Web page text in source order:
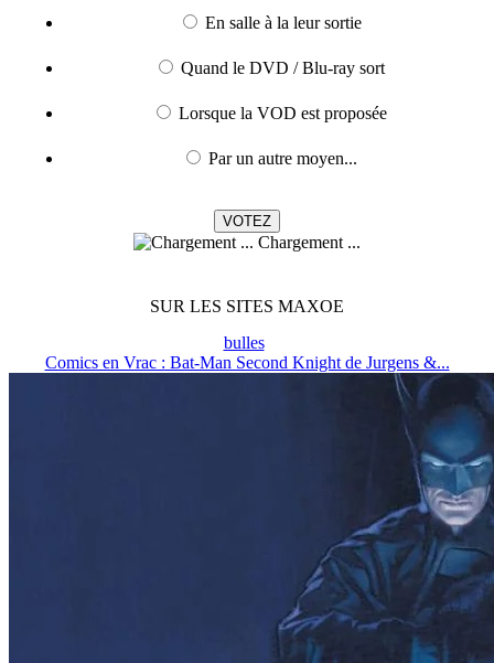
En salle à la leur sortie
Quand le DVD / Blu-ray sort
Lorsque la VOD est proposée
Par un autre moyen...
Chargement ...
SUR LES SITES MAXOE
bulles
Comics en Vrac : Bat-Man Second Knight de Jurgens &...